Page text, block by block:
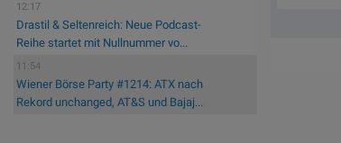
12:17
Drastil & Seltenreich: Neue Podcast-
Reihe startet mit Nullnummer vo...
11:54
Wiener Börse Party #1214: ATX nach
Rekord unchanged, AT&S und Bajaj...